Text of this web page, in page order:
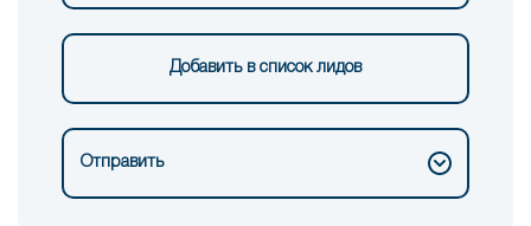
Добавить в список лидов
Отправить